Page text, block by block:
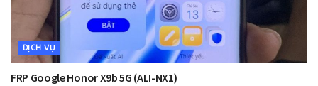
DỊCH VỤ
FRP Google Honor X9b 5G (ALI-NX1)